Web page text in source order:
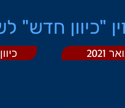
"כיוון חדש" לשנת